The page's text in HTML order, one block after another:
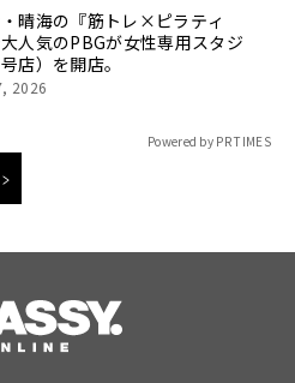
晴海の『筋トレ×ピラティ
人気のPBGが女性専用スタジ
店）を開店。
2026
Powered by PR TIMES